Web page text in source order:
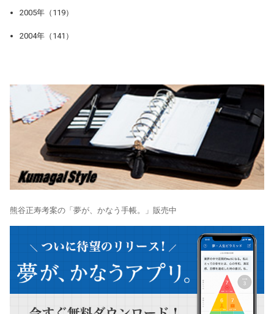
2005年（119）
2004年（141）
熊谷正寿考案の「夢が、かなう手帳。」販売中